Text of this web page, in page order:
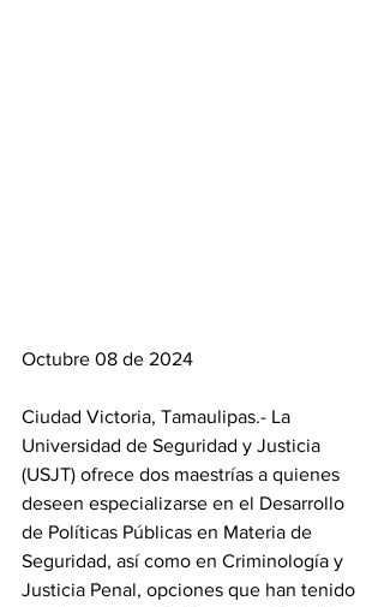
Octubre 08 de 2024
Ciudad Victoria, Tamaulipas.- La
Universidad de Seguridad y Justicia
(USJT) ofrece dos maestrías a quienes
deseen especializarse en el Desarrollo
de Políticas Públicas en Materia de
Seguridad, así como en Criminología y
Justicia Penal, opciones que han tenido